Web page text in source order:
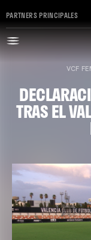
PARTNERS PRINCIPALES
VCF
TRAS EL